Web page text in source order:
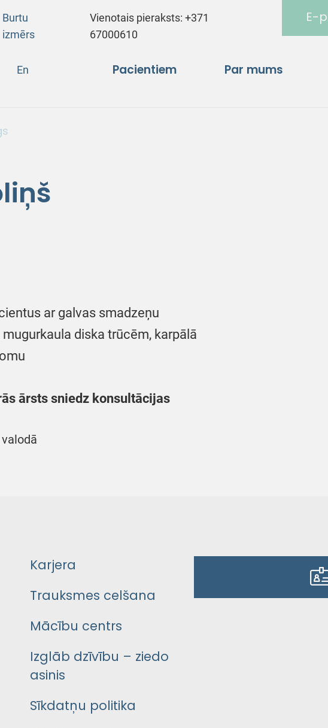
Burtu
izmērs
Vienotais pieraksts:+371
67000610
E-
En Pacientiem Par mums
ar galvas smadzeņu
diska trūcēm, karpālā
ārsts sniedz konsultācijas
Karjera
Trauksmes celšana
Mācību centrs
Izglāb dzīvību – ziedo
asinis
Sīkdatņu politika